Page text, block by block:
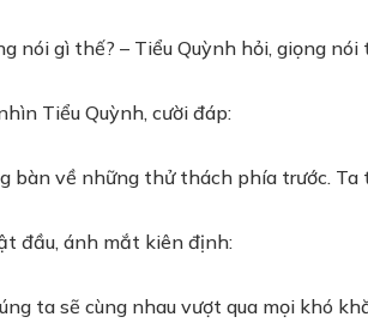
nói gì thế? – Tiểu Quỳnh hỏi, giọng
Tiểu Quỳnh, cười đáp:
bàn về những thử thách phía trước.
đầu, ánh mắt kiên định:
ta sẽ cùng nhau vượt qua mọi khó